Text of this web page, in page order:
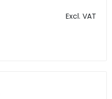
Excl. VAT